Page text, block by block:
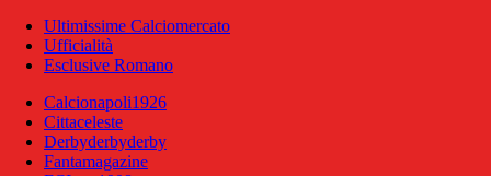
Ultimissime Calciomercato
Ufficialità
Esclusive Romano
Calcionapoli1926
Cittaceleste
Derbyderbyderby
Fantamagazine